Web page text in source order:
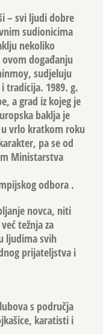
– svi ljudi dobre
sudionicima
nekoliko
događanju
sudjeluju
tradicija. 1989. g.
a grad iz kojeg je
baklja je
vrlo kratkom roku
pa se od
Ministarstva
odbora .
novca, niti
težnja za
ljudima svih
prijateljstva i
s područja
karatisti i